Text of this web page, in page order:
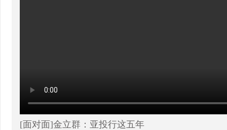
[面对面]金立群：亚投行这五年